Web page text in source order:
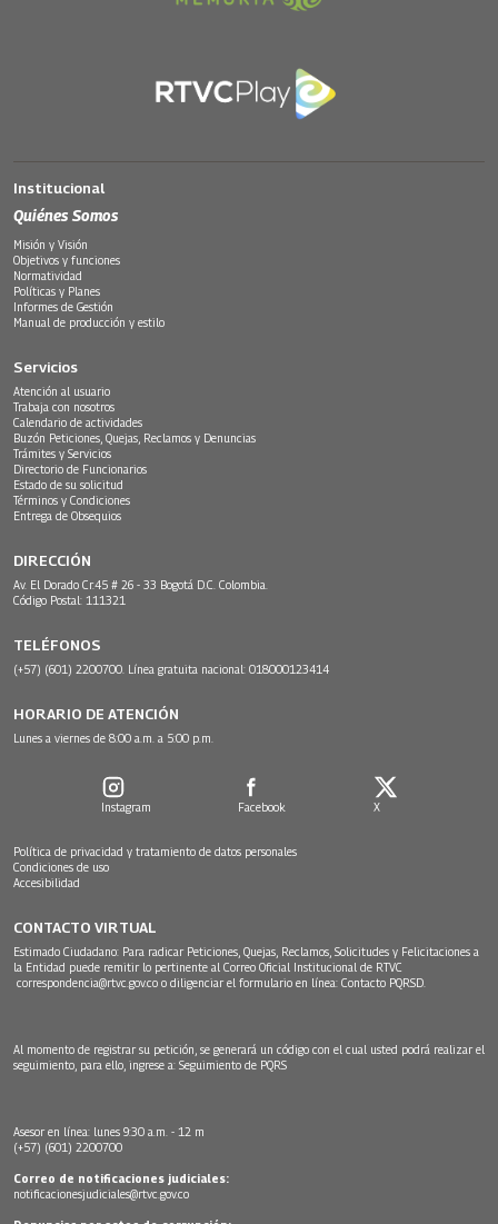
Institucional
Quiénes Somos
Misión y Visión
Objetivos y funciones
Normatividad
Políticas y Planes
Informes de Gestión
Manual de producción y estilo
Servicios
Atención al usuario
Trabaja con nosotros
Calendario de actividades
Buzón Peticiones, Quejas, Reclamos y Denuncias
Trámites y Servicios
Directorio de Funcionarios
Estado de su solicitud
Términos y Condiciones
Entrega de Obsequios
DIRECCIÓN
Av. El Dorado Cr.45 # 26 - 33 Bogotá D.C. Colombia.
Código Postal: 111321
TELÉFONOS
(+57) (601) 2200700. Línea gratuita nacional: 018000123414
HORARIO DE ATENCIÓN
Lunes a viernes de 8:00 a.m. a 5:00 p.m.
Instagram Facebook X
Política de privacidad y tratamiento de datos personales
Condiciones de uso
Accesibilidad
CONTACTO VIRTUAL
Estimado Ciudadano: Para radicar Peticiones, Quejas, Reclamos, Solicitudes y Felicitaciones a
la Entidad puede remitir lo pertinente al Correo Oficial Institucional de RTVC
correspondencia@rtvc.gov.co o diligenciar el formulario en línea: Contacto PQRSD.
Al momento de registrar su petición, se generará un código con el cual usted podrá realizar el
seguimiento, para ello, ingrese a: Seguimiento de PQRS
Asesor en línea: lunes 9:30 a.m. - 12 m
(+57) (601) 2200700
Correo de notificaciones judiciales:
notificacionesjudiciales@rtvc.gov.co